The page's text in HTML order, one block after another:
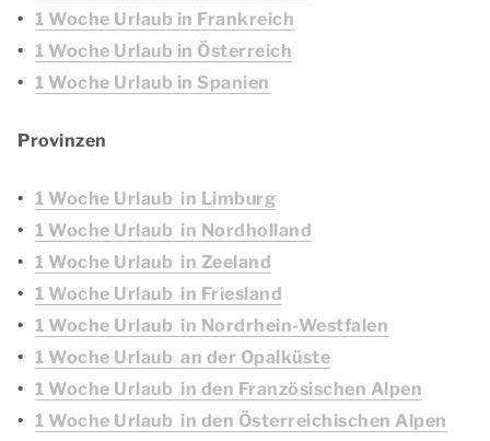
1 Woche Urlaub in Frankreich
1 Woche Urlaub in Österreich
1 Woche Urlaub in Spanien
Provinzen
1 Woche Urlaub in Limburg
1 Woche Urlaub in Nordholland
1 Woche Urlaub in Zeeland
1 Woche Urlaub in Friesland
1 Woche Urlaub in Nordrhein-Westfalen
1 Woche Urlaub an der Opalküste
1 Woche Urlaub in den Französischen Alpen
1 Woche Urlaub in den Österreichischen Alpen